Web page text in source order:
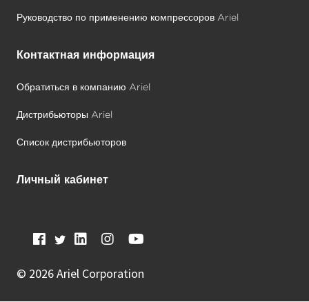
Руководство по применению компрессоров Ariel
Контактная информация
Обратиться в компанию Ariel
Дистрибьюторы Ariel
Список дистрибьюторов
Личный кабинет
© 2026 Ariel Corporation